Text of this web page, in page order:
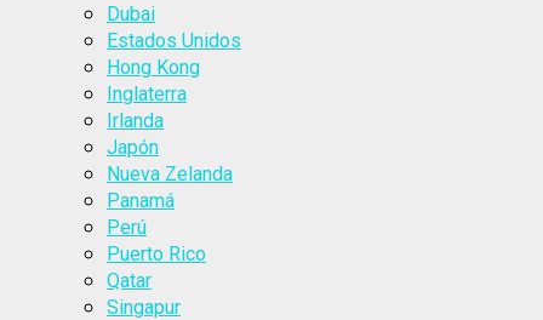
Dubai
Estados Unidos
Hong Kong
Inglaterra
Irlanda
Japón
Nueva Zelanda
Panamá
Perú
Puerto Rico
Qatar
Singapur